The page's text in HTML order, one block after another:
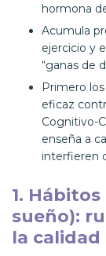
hormona
Acumula
ejercicio y
“ganas de
Primero
eficaz
Cognitivo-
enseña a
interfieren
1.
sueño):
la calidad